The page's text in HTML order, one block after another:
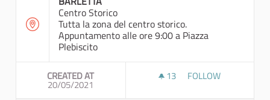
Centro Storico
Tutta la zona del centro storico.
Appuntamento alle ore 9:00 a Piazza
Plebiscito
CREATED AT
20/05/2021
13 13 FOLLOWERS
FOLLOW